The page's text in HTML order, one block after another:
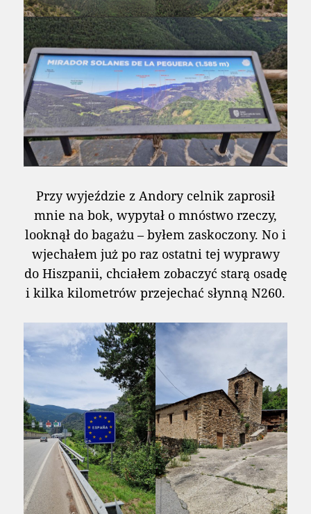
Przy wyjeździe z Andory celnik zaprosił
mnie na bok, wypytał o mnóstwo rzeczy,
looknął do bagażu – byłem zaskoczony. No i
wjechałem już po raz ostatni tej wyprawy
do Hiszpanii, chciałem zobaczyć starą osadę
i kilka kilometrów przejechać słynną N260.